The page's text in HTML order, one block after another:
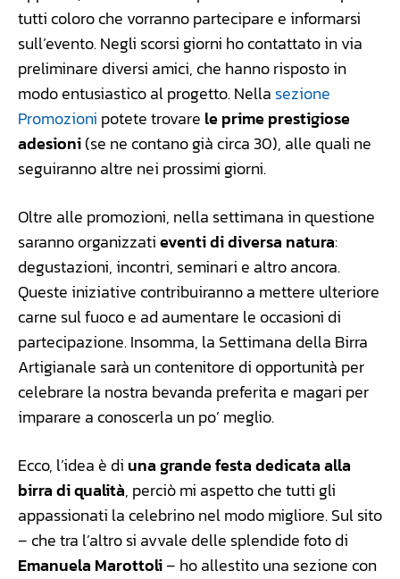
tutti coloro che vorranno partecipare e informarsi
sull’evento. Negli scorsi giorni ho contattato in via
preliminare diversi amici, che hanno risposto in
modo entusiastico al progetto. Nella sezione
Promozioni potete trovare le prime prestigiose
adesioni(se ne contano già circa 30), alle quali ne
seguiranno altre nei prossimi giorni.
Oltre alle promozioni, nella settimana in questione
saranno organizzatieventi di diversa natura:
degustazioni, incontri, seminari e altro ancora.
Queste iniziative contribuiranno a mettere ulteriore
carne sul fuoco e ad aumentare le occasioni di
partecipazione. Insomma, la Settimana della Birra
Artigianale sarà un contenitore di opportunità per
celebrare la nostra bevanda preferita e magari per
imparare a conoscerla un po’ meglio.
Ecco, l’idea è di una grande festa dedicata alla
birra di qualità, perciò mi aspetto che tutti gli
appassionati la celebrino nel modo migliore. Sul sito
– che tra l’altro si avvale delle splendide foto di
Emanuela Marottoli– ho allestito una sezione con